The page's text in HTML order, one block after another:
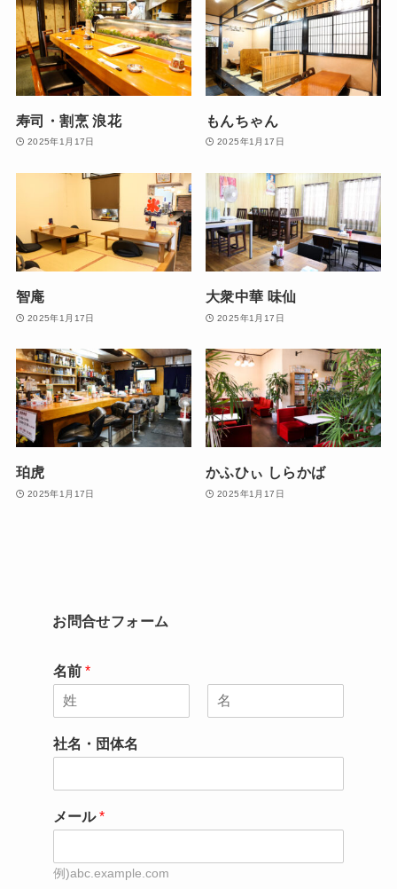
寿司・割烹 浪花
2025年1月17日
もんちゃん
2025年1月17日
智庵
2025年1月17日
大衆中華 味仙
2025年1月17日
珀虎
2025年1月17日
かふひぃ しらかば
2025年1月17日
お問合せフォーム
名前*
社名・団体名
メール*